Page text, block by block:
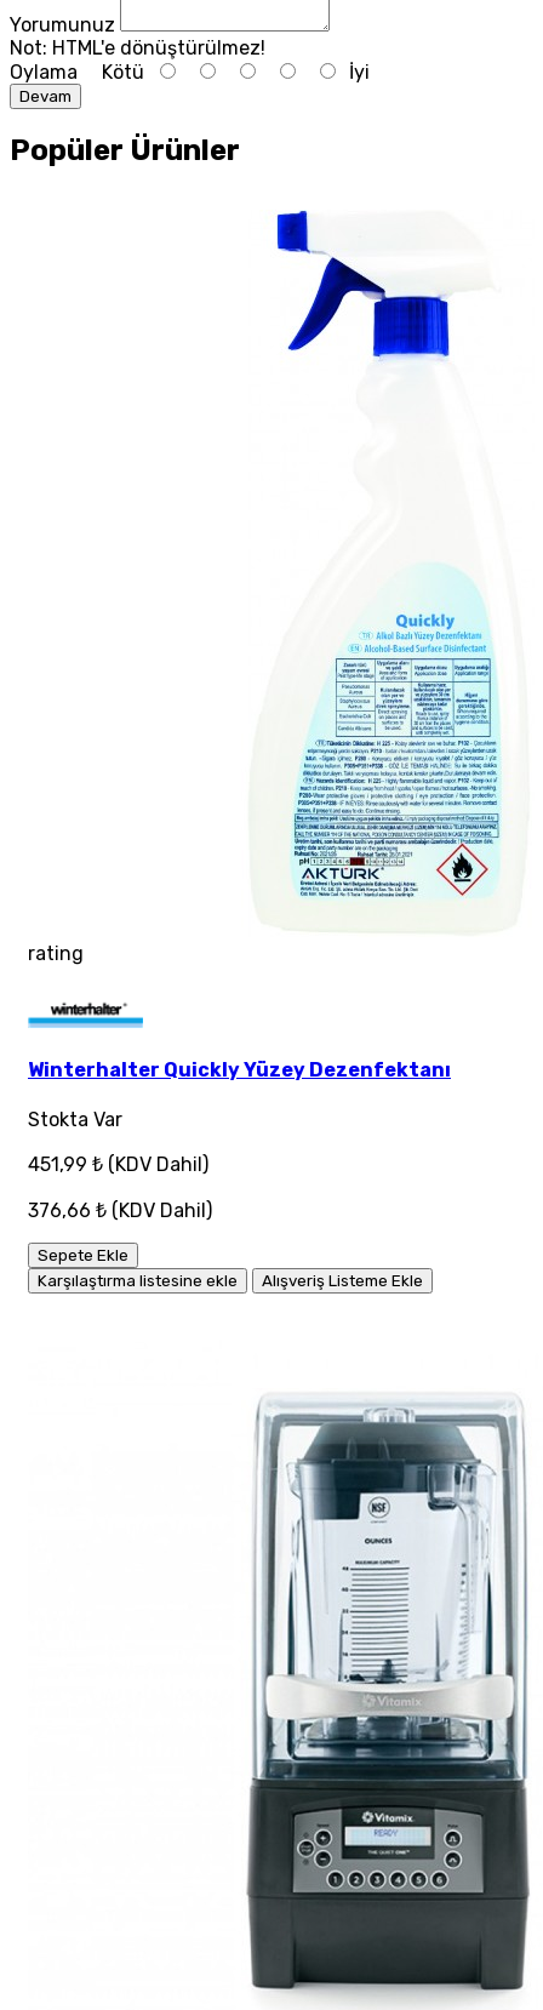
Yorumunuz
Not: HTML'e dönüştürülmez!
Oylama Kötü İyi
Devam
Popüler Ürünler
rating
Winterhalter Quickly Yüzey Dezenfektanı
Stokta Var
451,99 ₺ (KDV Dahil)
376,66 ₺ (KDV Dahil)
Sepete Ekle
Karşılaştırma listesine ekle
Alışveriş Listeme Ekle